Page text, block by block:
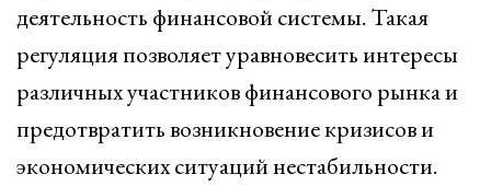
деятельность финансовой системы. Такая
регуляция позволяет уравновесить интересы
различных участников финансового рынка и
предотвратить возникновение кризисов и
экономических ситуаций нестабильности.